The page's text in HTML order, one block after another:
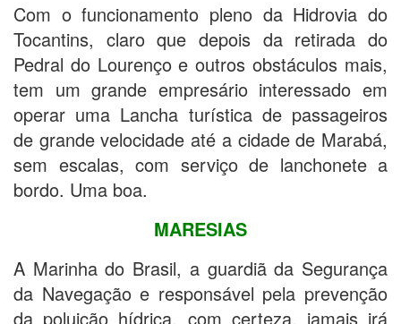
Com o funcionamento pleno da Hidrovia do
Tocantins, claro que depois da retirada do
Pedral do Lourenço e outros obstáculos mais,
tem um grande empresário interessado em
operar uma Lancha turística de passageiros
de grande velocidade até a cidade de Marabá,
sem escalas, com serviço de lanchonete a
bordo. Uma boa.
MARESIAS
A Marinha do Brasil, a guardiã da Segurança
da Navegação e responsável pela prevenção
da poluição hídrica, com certeza, jamais irá